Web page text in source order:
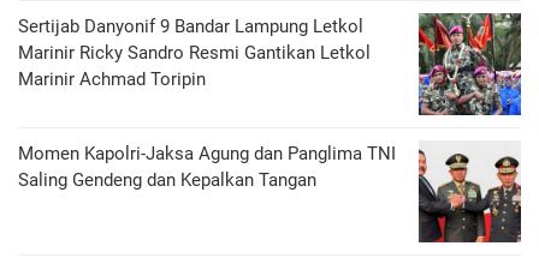
Sertijab Danyonif 9 Bandar Lampung Letkol
Marinir Ricky Sandro Resmi Gantikan Letkol
Marinir Achmad Toripin
Momen Kapolri-Jaksa Agung dan Panglima TNI
Saling Gendeng dan Kepalkan Tangan